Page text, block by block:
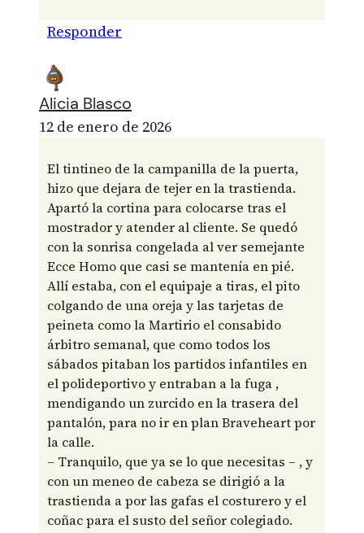
Responder
Alicia Blasco
12 de enero de 2026
El tintineo de la campanilla de la puerta,
hizo que dejara de tejer en la trastienda.
Apartó la cortina para colocarse tras el
mostrador y atender al cliente. Se quedó
con la sonrisa congelada al ver semejante
Ecce Homo que casi se mantenía en pié.
Allí estaba, con el equipaje a tiras, el pito
colgando de una oreja y las tarjetas de
peineta como la Martirio el consabido
árbitro semanal, que como todos los
sábados pitaban los partidos infantiles en
el polideportivo y entraban a la fuga ,
mendigando un zurcido en la trasera del
pantalón, para no ir en plan Braveheart por
la calle.
– Tranquilo, que ya se lo que necesitas – , y
con un meneo de cabeza se dirigió a la
trastienda a por las gafas el costurero y el
coñac para el susto del señor colegiado.